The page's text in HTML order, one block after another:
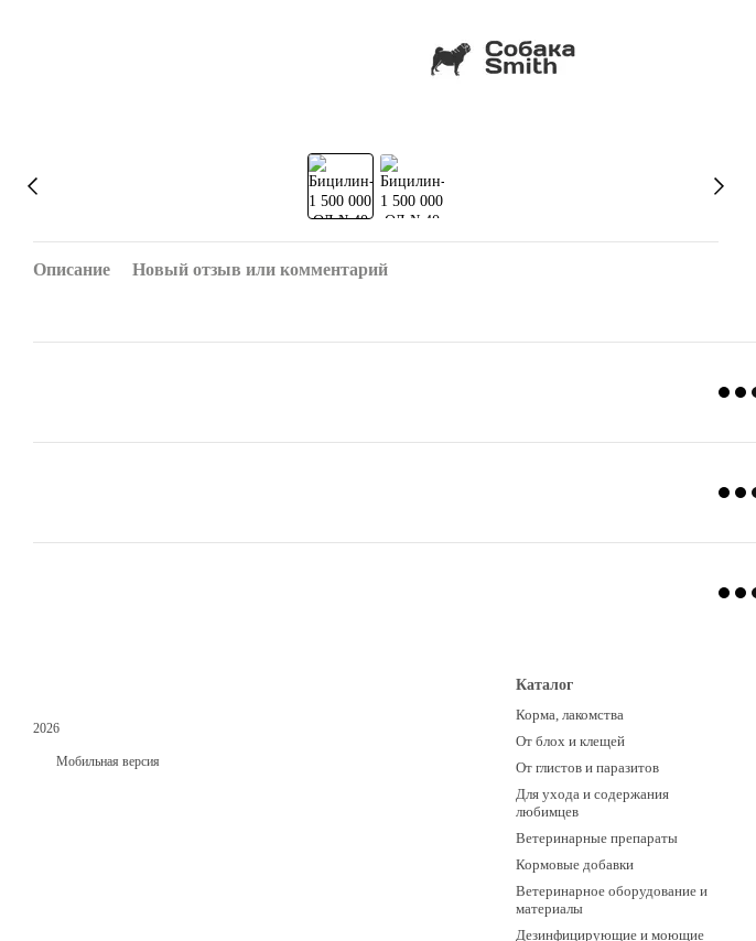
Описание Новый отзыв или комментарий
2026
Мобильная версия
Каталог
Корма, лакомства
От блох и клещей
От глистов и паразитов
Для ухода и содержания
любимцев
Ветеринарные препараты
Кормовые добавки
Ветеринарное оборудование и
материалы
Дезинфицирующие и моющие